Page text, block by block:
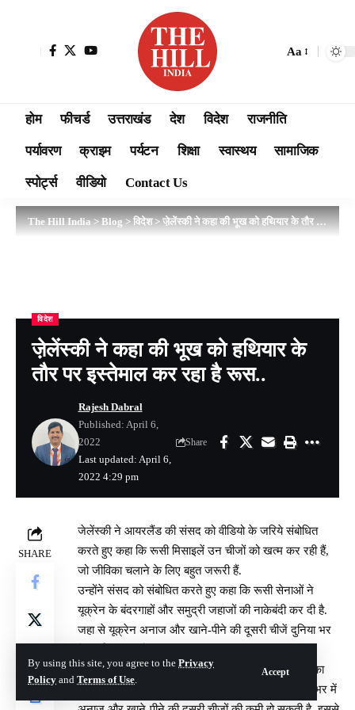
By using this site, you agree to the Privacy
Policy and Terms of Use.
Accept
Aa
होम फीचर्ड उत्तराखंड देश विदेश राजनीति
पर्यावरण क्राइम पर्यटन शिक्षा स्वास्थय सामाजिक
स्पोर्ट्स वीडियो Contact Us
The Hill India>Blog>विदेश>जे़लेंस्की ने कहा की भूख को हथियार के तौर पर इस्तेमाल कर रहा है रूस..
विदेश
जे़लेंस्की ने कहा की भूख को हथियार के
तौर पर इस्तेमाल कर रहा है रूस..
Last updated: April 6,
2022 4:29 pm
Rajesh Dabral
Published: April 6,
2022
Share
SHARE
जेलेंस्की ने आयरलैंड की संसद को वीडियो के जरिये संबोधित
करते हुए कहा कि रूसी मिसाइलें उन चीजों को खत्म कर रही हैं,
जो जीविका चलाने के लिए बहुत जरूरी हैं.
उन्होंने संसद को संबोधित करते हुए कहा कि रूसी सेनाओं ने
यूक्रेन के बंदरगाहों और समुद्री जहाजों की नाकेबंदी कर दी है.
जहा से यूक्रेन अनाज और खाने-पीने की दूसरी चीजें दुनिया भर
जेलेंस्की ने कहा कि यूक्रेन कृषि उत्पादों और खाद्य वस्तुओं का
बड़ा उत्पादक देश है. लेकिन रूस की इस कार्रवाई से दुनिया भर में